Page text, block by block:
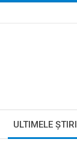
ULTIMELE ŞTIRI